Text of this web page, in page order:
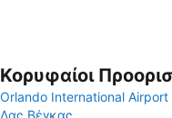
Κορυφαίοι
Orlando International Airport
Λας Βέγκας